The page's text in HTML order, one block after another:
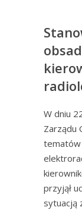
W dniu
Zarządu
tematów
przyjął
sytuacją